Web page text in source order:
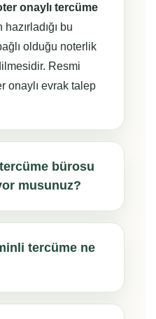
onaylı tercüme
bu
olduğu noterlik
Resmi
onaylı evrak talep
bürosu
musunuz?
tercüme ne